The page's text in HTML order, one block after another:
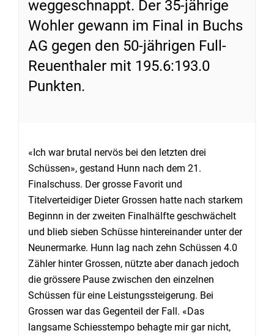
weggeschnappt. Der 35-jährige
Wohler gewann im Final in Buchs
AG gegen den 50-jährigen Full-
Reuenthaler mit 195.6:193.0
Punkten.
«Ich war brutal nervös bei den letzten drei
Schüssen», gestand Hunn nach dem 21.
Finalschuss. Der grosse Favorit und
Titelverteidiger Dieter Grossen hatte nach starkem
Beginnn in der zweiten Finalhälfte geschwächelt
und blieb sieben Schüsse hintereinander unter der
Neunermarke. Hunn lag nach zehn Schüssen 4.0
Zähler hinter Grossen, nützte aber danach jedoch
die grössere Pause zwischen den einzelnen
Schüssen für eine Leistungssteigerung. Bei
Grossen war das Gegenteil der Fall. «Das
langsame Schiesstempo behagte mir gar nicht,